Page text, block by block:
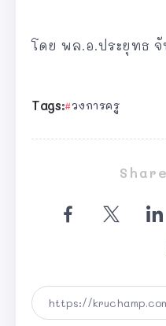
โดย พล.อ.ประยุทธ
Tags: วงการครู